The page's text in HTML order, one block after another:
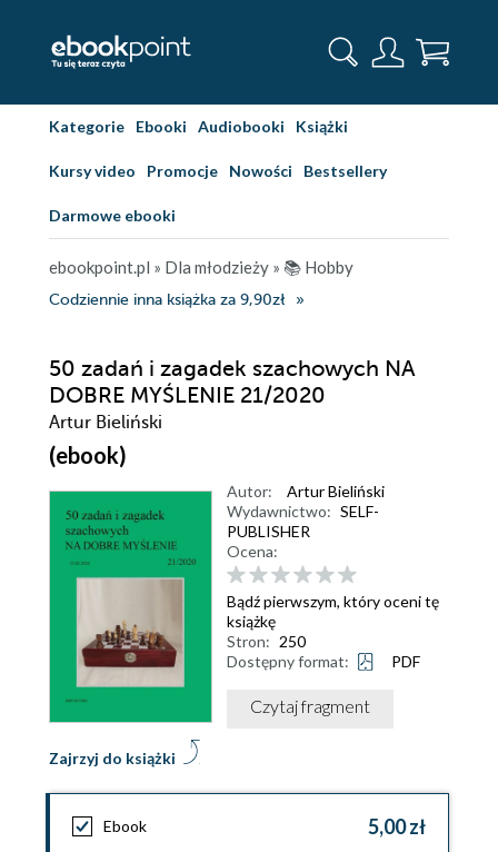
Kategorie Ebooki Audiobooki Książki
Kursy video Promocje Nowości Bestsellery
Darmowe ebooki
ebookpoint.pl » Dla młodzieży » 📚 Hobby
Codziennie inna książka za 9,90zł
50 zadań i zagadek szachowych NA
DOBRE MYŚLENIE 21/2020
Artur Bieliński
(ebook)
Zajrzyj do książki
Autor:
Artur Bieliński
Wydawnictwo: SELF-
PUBLISHER
Ocena:
Bądź pierwszym, który oceni tę
książkę
Stron: 250
Dostępny format:
PDF
Czytaj fragment
Ebook 5,00 zł